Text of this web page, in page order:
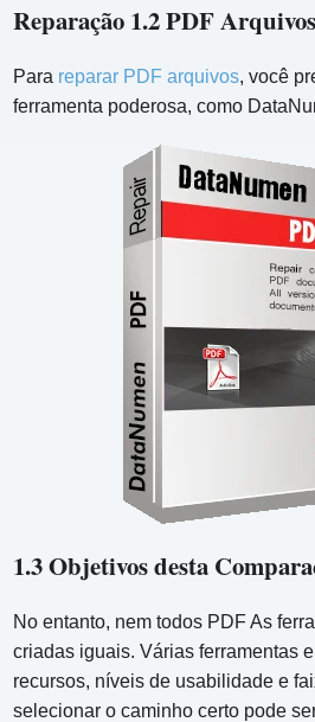
Reparação 1.2 PDF Arquivos
Para reparar PDF arquivos, você
ferramenta poderosa, como
1.3 Objetivos desta
No entanto, nem todos PDF As
criadas iguais. Várias ferramentas
recursos, níveis de usabilidade e
selecionar o caminho certo pode